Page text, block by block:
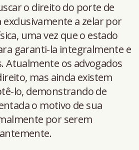
o direito do porte de
exclusivamente a zelar por
uma vez que o estado
garanti-la integralmente e
Atualmente os advogados
mas ainda existem
lo, demonstrando de
o motivo de sua
por serem